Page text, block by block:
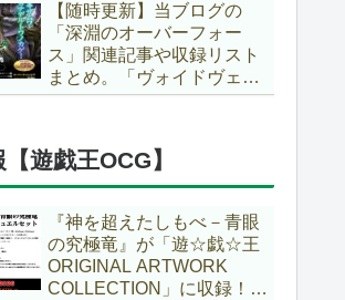
ア仕様が初登場！！そし
て、OCGの大人気テーマ
「霊使い」も同時に実装さ
れています！！【遊戯王ラ
【随時更新】当ブログの
「深淵のオーバーフォー
ス」関連記事や収録リスト
まとめ。「ヴォイドヴェル
グ」や「夢中」、「ラ
「コスモス姫」などの人気
テーマ強化に加え、「冥
跡」もテーマ化です！！
【遊戯王ラッシュデュエ
ル】
遊戯王OCG】
『神を超えたしもべ－青眼
の究極竜』が「遊☆戯☆王
ORIGINAL ARTWORK
COLLECTION」に収録！！